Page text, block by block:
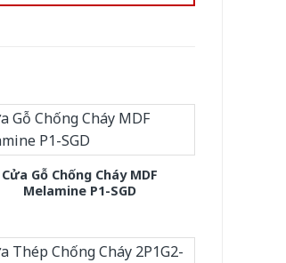
Cửa Gỗ Chống Cháy MDF
Melamine P1-SGD